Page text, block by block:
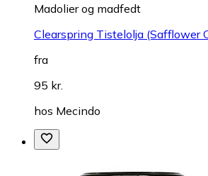
Madolier og madfedt
Clearspring Tistelolja (Safflower
fra
95 kr.
hos Mecindo